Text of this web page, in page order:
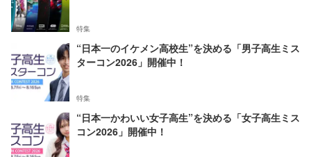
特集
“日本一のイケメン高校生”を決める「男子高生ミス
ターコン2026」開催中！
特集
“日本一かわいい女子高生”を決める「女子高生ミス
コン2026」開催中！